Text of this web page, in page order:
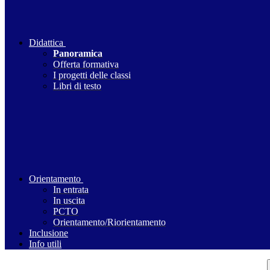
Didattica
Panoramica
Offerta formativa
I progetti delle classi
Libri di testo
Orientamento
In entrata
In uscita
PCTO
Orientamento/Riorientamento
Inclusione
Info utili